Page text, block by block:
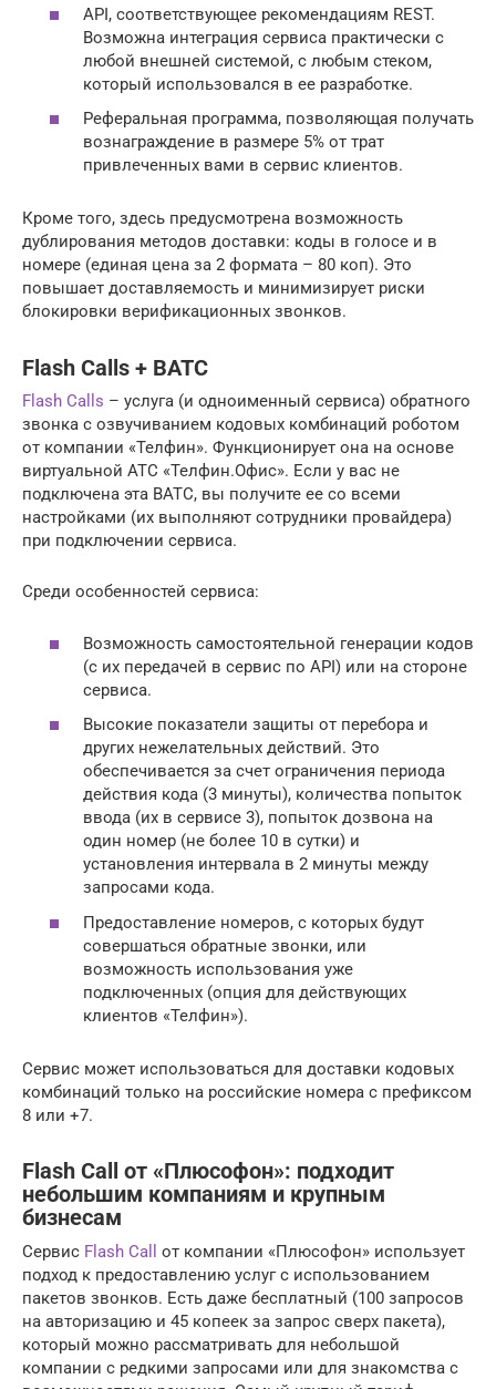
API, соответствующее рекомендациям REST.
Возможна интеграция сервиса практически с
любой внешней системой, с любым стеком,
который использовался в ее разработке.
Реферальная программа, позволяющая получать
вознаграждение в размере 5% от трат
привлеченных вами в сервис клиентов.
Кроме того, здесь предусмотрена возможность
дублирования методов доставки: коды в голосе и в
номере (единая цена за 2 формата – 80 коп). Это
повышает доставляемость и минимизирует риски
блокировки верификационных звонков.
Flash Calls + ВАТС
Flash Calls – услуга (и одноименный сервиса) обратного
звонка с озвучиванием кодовых комбинаций роботом
от компании «Телфин». Функционирует она на основе
виртуальной АТС «Телфин.Офис». Если у вас не
подключена эта ВАТС, вы получите ее со всеми
настройками (их выполняют сотрудники провайдера)
при подключении сервиса.
Среди особенностей сервиса:
Возможность самостоятельной генерации кодов
(с их передачей в сервис по API) или на стороне
сервиса.
Высокие показатели защиты от перебора и
других нежелательных действий. Это
обеспечивается за счет ограничения периода
действия кода (3 минуты), количества попыток
ввода (их в сервисе 3), попыток дозвона на
один номер (не более 10 в сутки) и
установления интервала в 2 минуты между
запросами кода.
Предоставление номеров, с которых будут
совершаться обратные звонки, или
возможность использования уже
подключенных (опция для действующих
клиентов «Телфин»).
Сервис может использоваться для доставки кодовых
комбинаций только на российские номера с префиксом
8 или +7.
Flash Call от «Плюсофон»: подходит
небольшим компаниям и крупным
бизнесам
Сервис Flash Call
от компании «Плюсофон» использует
подход к предоставлению услуг с использованием
пакетов звонков. Есть даже бесплатный (100 запросов
на авторизацию и 45 копеек за запрос сверх пакета),
который можно рассматривать для небольшой
компании с редкими запросами или для знакомства с